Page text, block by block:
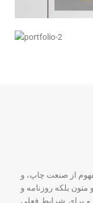
از صنعت چاپ، و
متون بلکه روزنامه و
برای شرایط فعلی